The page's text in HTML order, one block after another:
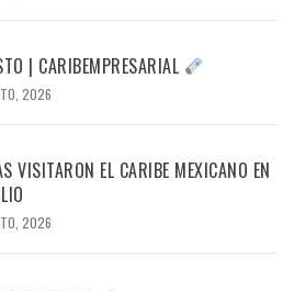
| CARIBEMPRESARIAL
2026
VISITARON EL CARIBE MEXICANO EN
2026